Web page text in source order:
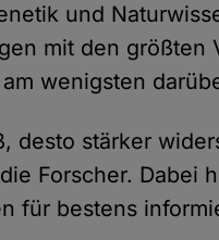
und
mit den größten
wenigsten
desto stärker
Forscher. Dabei
für bestens